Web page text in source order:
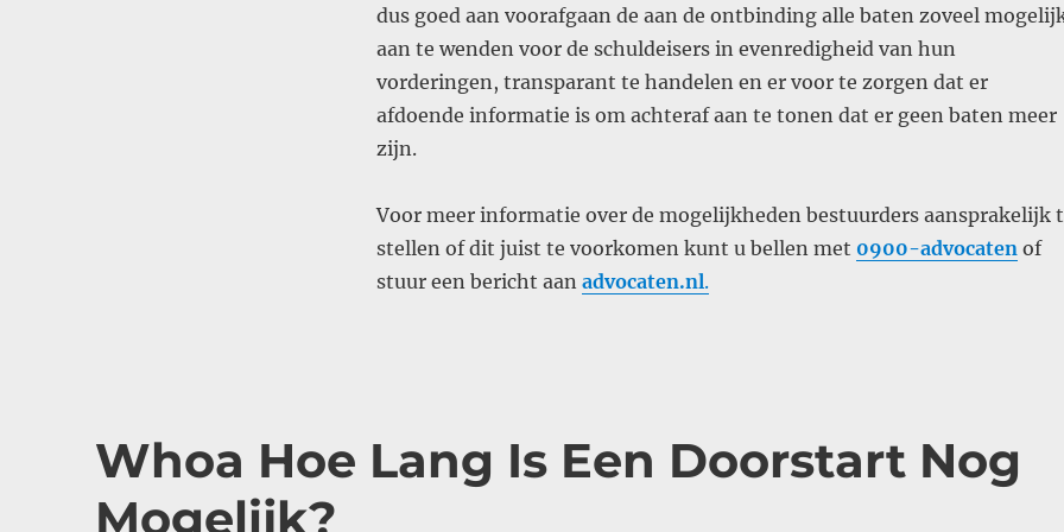
dus goed aan voorafgaan de aan de ontbinding alle baten zoveel
aan te wenden voor de schuldeisers in evenredigheid van hun
vorderingen, transparant te handelen en er voor te zorgen dat er
afdoende informatie is om achteraf aan te tonen dat er geen baten meer
zijn.
Voor meer informatie over de mogelijkheden bestuurders aansprakelijk
stellen of dit juist te voorkomen kunt u bellen met 0900-advocatenof
stuur een bericht aan advocaten.nl.
Whoa Hoe Lang Is Een Doorstart Nog
Mogelijk?